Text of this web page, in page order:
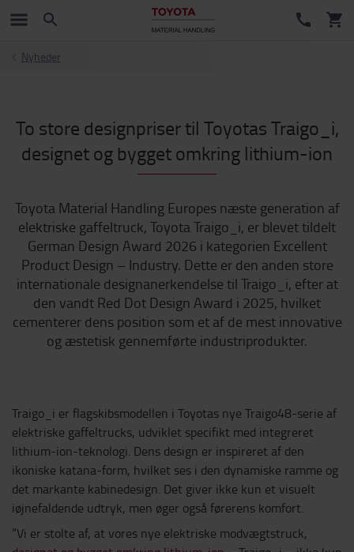
Nyheder
To store designpriser til Toyotas Traigo_i,
designet og bygget omkring lithium-ion
Toyota Material Handling Europes næste generation af
elektriske gaffeltruck, Toyota Traigo_i, er blevet tildelt
German Design Award 2026 i kategorien Excellent
Product Design – Industry. Dette er den anden store
internationale designanerkendelse til Traigo_i, efter at
den vandt Red Dot Design Award i 2025, hvilket
cementerer dens position som et af de mest innovative
og æstetisk gennemførte industriprodukter.
Traigo_i er flagskibsmodellen i Toyotas nye Traigo48-serie af
elektriske gaffeltrucks, udviklet specifikt med integreret
lithium-ion-teknologi. Dens design er inspireret af den
ikoniske katana-form, hvilket ses i den dynamiske ramme og
det markante kabinedesign. Det giver ikke kun et visuelt
iøjnefaldende udtryk, men øger også førerens komfort.
“Vi er stolte af, at vores nye elektriske modvægtstruck,